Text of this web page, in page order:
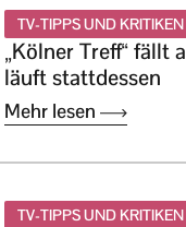
TV-TIPPS UND KRITIKEN
„Kölner Treff“ fällt
läuft stattdessen
Mehr lesen
TV-TIPPS UND KRITIKEN